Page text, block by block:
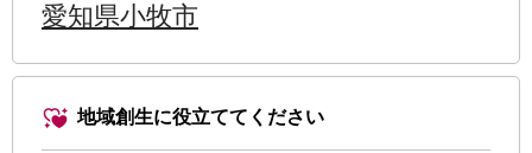
愛知県小牧市
地域創生に役立ててください